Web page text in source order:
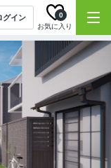
グイン
お気に入り
0